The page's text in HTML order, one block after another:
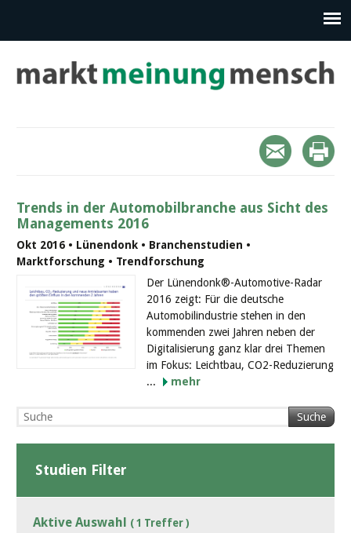
Trends in der Automobilbranche aus Sicht des
Managements 2016
Okt 2016 • Lünendonk • Branchenstudien •
Marktforschung • Trendforschung
Der Lünendonk®-Automotive-Radar
2016 zeigt: Für die deutsche
Automobilindustrie stehen in den
kommenden zwei Jahren neben der
Digitalisierung ganz klar drei Themen
im Fokus: Leichtbau, CO2-Reduzierung
...
mehr
Suche
Studien Filter
Aktive Auswahl ( 1 Treffer )